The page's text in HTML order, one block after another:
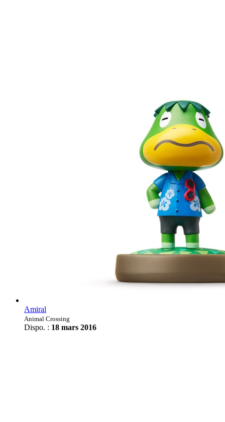
Amiral
Animal Crossing
Dispo. : 18 mars 2016